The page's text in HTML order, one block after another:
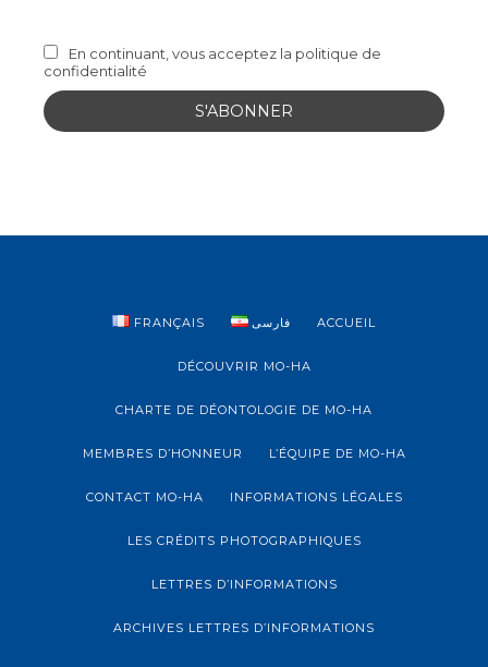
En continuant, vous acceptez la politique de
confidentialité
FRANÇAIS فارسی ACCUEIL
DÉCOUVRIR MO-HA
CHARTE DE DÉONTOLOGIE DE MO-HA
MEMBRES D’HONNEUR L’ÉQUIPE DE MO-HA
CONTACT MO-HA INFORMATIONS LÉGALES
LES CRÉDITS PHOTOGRAPHIQUES
LETTRES D’INFORMATIONS
ARCHIVES LETTRES D’INFORMATIONS